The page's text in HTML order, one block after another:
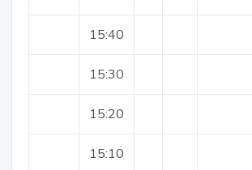
15:40
15:30
15:20
15:10